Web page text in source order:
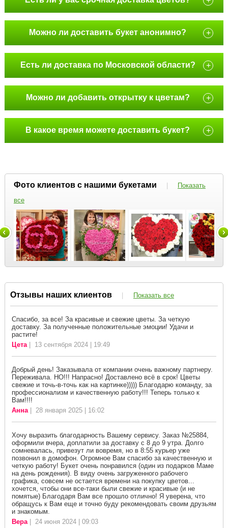
Можно ли доставить букет анонимно? +
Есть ли доставка по Московской области? +
Можно ли добавить открытку к цветам? +
В какое время можете доставить букет? +
Фото клиентов с нашими букетами |
Показать
все
Отзывы наших клиентов | Показать все
Спасибо, за все! За красивые и свежие цветы. За четкую
доставку. За полученные положительные эмоции! Удачи и
растите!
Цета| 13 сентября 2024 | 19:49
Добрый день! Заказывала от компании очень важному партнеру.
Переживала. НО!!! Напрасно! Доставлено всё в срок! Цветы
свежие и точь-в-точь как на картинке))))) Благодарю команду, за
профессионализм и качественную работу!!! Теперь только к
Вам!!!!
Анна| 28 января 2025 | 16:02
Хочу выразить благодарность Вашему сервису. Заказ №25884,
оформили вчера, доплатили за доставку с 8 до 9 утра. Долго
сомневалась, привезут ли вовремя, но в 8:55 курьер уже
позвонил в домофон. Огромное Вам спасибо за качественную и
четкую работу! Букет очень понравился (один из подарков Маме
на день рождения). В виду очень загруженного рабочего
графика, совсем не остается времени на покупку цветов...
хочется, чтобы они все-таки были свежие и красивые (и не
помятые) Благодаря Вам все прошло отлично! Я уверена, что
обращусь к Вам еще и точно буду рекомендовать своим друзьям
и знакомым.
Вера| 24 июня 2024 | 09:03